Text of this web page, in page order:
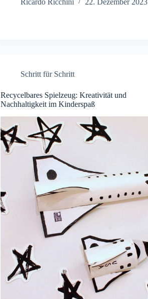
Ricardo Ricchini
22. Dezember 2023
Schritt für Schritt
Recycelbares Spielzeug: Kreativität und
Nachhaltigkeit im Kinderspaß